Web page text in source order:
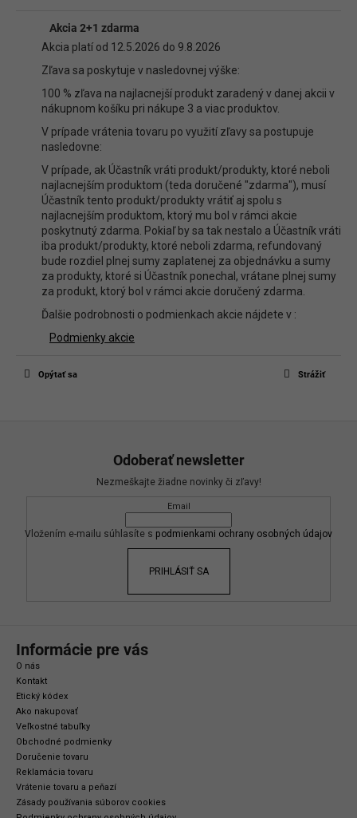
Akcia 2+1 zdarma
Akcia platí od 12.5.2026 do 9.8.2026
Zľava sa poskytuje v nasledovnej výške:
100 % zľava na najlacnejší produkt zaradený v danej akcii v
nákupnom košíku pri nákupe 3 a viac produktov.
V prípade vrátenia tovaru po využití zľavy sa postupuje
nasledovne:
V prípade, ak Účastník vráti produkt/produkty, ktoré neboli
najlacnejším produktom (teda doručené "zdarma"), musí
Účastník tento produkt/produkty vrátiť aj spolu s
najlacnejším produktom, ktorý mu bol v rámci akcie
poskytnutý zdarma. Pokiaľ by sa tak nestalo a Účastník vráti
iba produkt/produkty, ktoré neboli zdarma, refundovaný
bude rozdiel plnej sumy zaplatenej za objednávku a sumy
za produkty, ktoré si Účastník ponechal, vrátane plnej sumy
za produkt, ktorý bol v rámci akcie doručený zdarma.
Ďalšie podrobnosti o podmienkach akcie nájdete v :
Podmienky akcie
Opýtať sa Strážiť
Diskusia
Buďte prvý, kto napíše príspevok k tejto položke.
Len registrovaní používatelia môžu pridávať príspevky. Prosím
alebo sazaregistrujte.
Odoberať newsletter
Nezmeškajte žiadne novinky či zľavy!
Email
Vložením e-mailu súhlasíte s podmienkami ochrany osobných údajov
PRIHLÁSIŤ SA
Informácie pre vás
O nás
Kontakt
Etický kódex
Ako nakupovať
Veľkostné tabuľky
Obchodné podmienky
Doručenie tovaru
Reklamácia tovaru
Vrátenie tovaru a peňazí
Zásady používania súborov cookies